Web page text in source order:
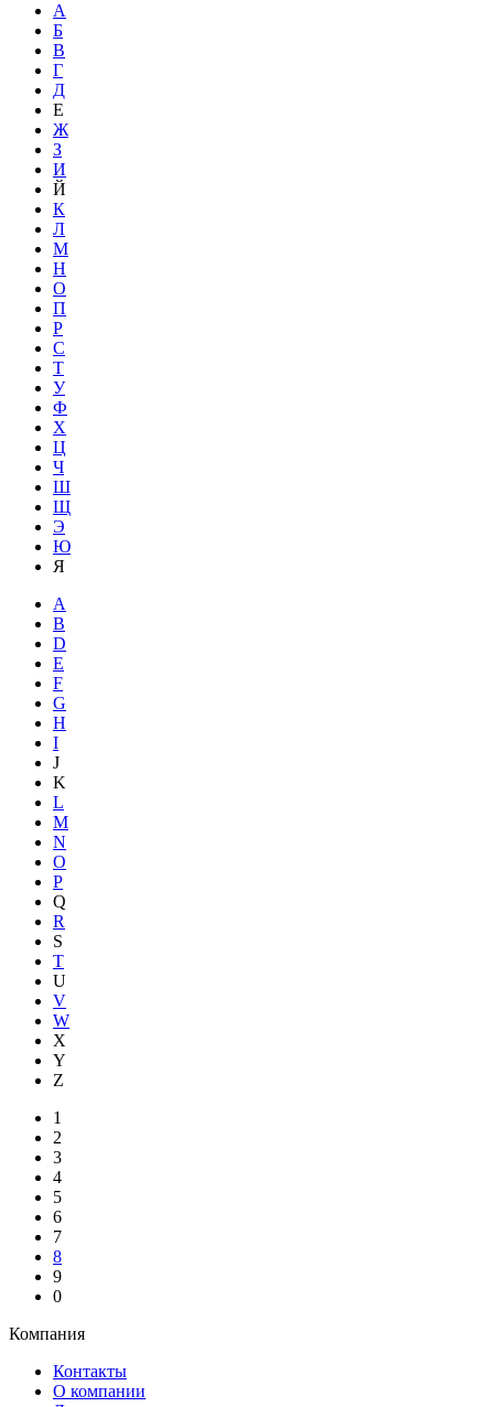
А
Б
В
Г
Д
Е
Ж
З
И
Й
К
Л
М
Н
О
П
Р
С
Т
У
Ф
Х
Ц
Ч
Ш
Щ
Э
Ю
Я
A
B
D
E
F
G
H
I
J
K
L
M
N
O
P
Q
R
S
T
U
V
W
X
Y
Z
1
2
3
4
5
6
7
8
9
0
Компания
Контакты
О компании